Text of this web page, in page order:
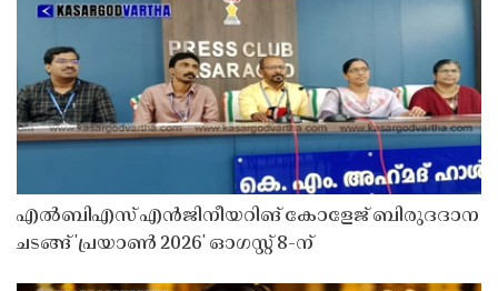
എൽബിഎസ് എൻജിനീയറിങ് കോളേജ് ബിരുദദാന
ചടങ്ങ് 'പ്രയാൺ 2026' ഓഗസ്റ്റ് 8-ന്